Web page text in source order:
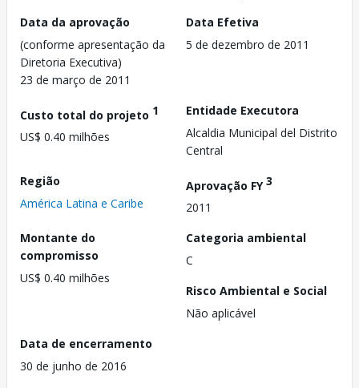
Data da aprovação
(conforme apresentação da
Diretoria Executiva)
23 de março de 2011
Data Efetiva
5 de dezembro de 2011
Custo total do projeto 1
US$ 0.40 milhões
Entidade Executora
Alcaldia Municipal del Distrito
Central
Região
América Latina e Caribe
Aprovação FY3
2011
Montante do
compromisso
US$ 0.40 milhões
Categoria ambiental
C
Risco Ambiental e Social
Não aplicável
Data de encerramento
30 de junho de 2016